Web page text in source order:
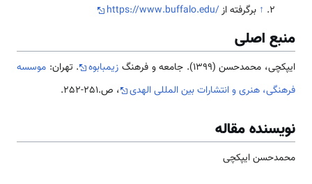
↑ برگرفته ازhttps://www.buffalo.edu/
منبع اصلی
ایپکچی، محمدحسن (1399). جامعه و فرهنگ زیمبابوه . تهران: موسسه
فرهنگی، هنری و انتشارات بین المللی الهدی
، ص.251-252.
نویسنده مقاله
محمدحسن ایپکچی